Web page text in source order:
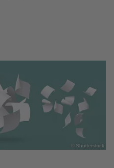
© Shutterstock